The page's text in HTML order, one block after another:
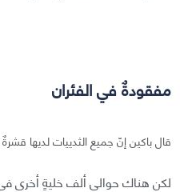
مفقودةٌ في الفئران
قال باكين إنّ جميع الثدييات لديها
لكن هناك حوالي ألف خليةٍ أخرى